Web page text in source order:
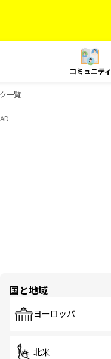
コミュニティ
一覧
AD
国と地域
ヨーロッパ
北米